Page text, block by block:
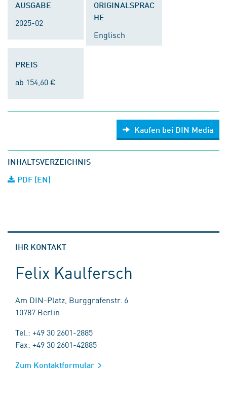
AUSGABE
2025-02
ORIGINALSPRAC
HE
Englisch
PREIS
ab 154,60 €
Kaufen bei DIN Media
INHALTSVERZEICHNIS
PDF (EN)
IHR KONTAKT
Felix Kaulfersch
Am DIN-Platz, Burggrafenstr. 6
10787 Berlin
Tel.: +49 30 2601-2885
Fax: +49 30 2601-42885
Zum Kontaktformular